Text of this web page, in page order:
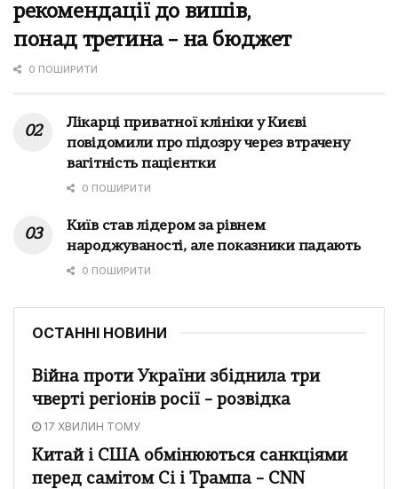
рекомендації до вишів,
понад третина – на бюджет
0 ПОШИРИТИ
Лікарці приватної клініки у Києві
повідомили про підозру через втрачену
вагітність пацієнтки
0 ПОШИРИТИ
Київ став лідером за рівнем
народжуваності, але показники падають
0 ПОШИРИТИ
ОСТАННІ НОВИНИ
Війна проти України збіднила три
чверті регіонів росії – розвідка
17 ХВИЛИН ТОМУ
Китай і США обмінюються санкціями
перед самітом Сі і Трампа – CNN